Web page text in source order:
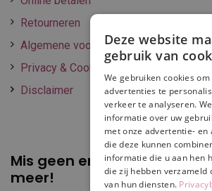
Retourneren
Algemene voorwaarden
Privacy & Cookie policy
Disclaimer
Mis geen enkelepromotie
meer!
Deze website
gebruik van
We gebruiken cookies
advertenties te
verkeer te analyseren.
informatie over uw
met onze advertentie- en
die deze kunnen
informatie die u aan hen
die zij hebben verzameld
van hun diensten.